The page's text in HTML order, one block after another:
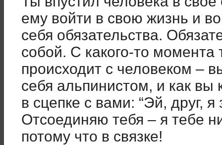
ему войти в свою жизнь и
себя обязательства.
собой. С какого-то момента
происходит с человеком –
себя альпинистом, и как вы
в сцепке с вами: “Эй, друг,
Отсоединяю тебя – я тебе
потому что в связке!